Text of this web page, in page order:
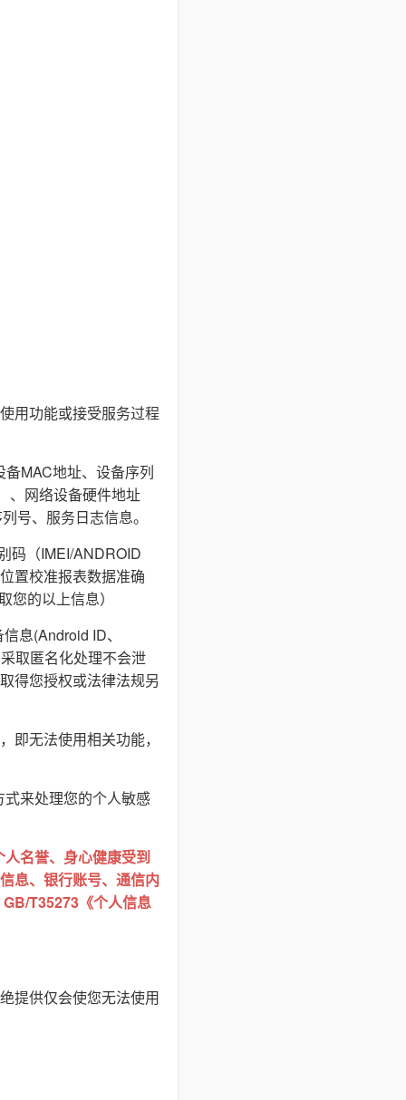
用功能或接受服务过程
MAC地址、设备序列
、网络设备硬件地址
号、服务日志信息。
码（IMEI/ANDROID
置校准报表数据准确
的以上信息）
息(Android ID、
取匿名化处理不会泄
得您授权或法律法规另
即无法使用相关功能，
来处理您的个人敏感
名誉、身心健康受到
息、银行账号、通信内
T35273《个人信息
提供仅会使您无法使用